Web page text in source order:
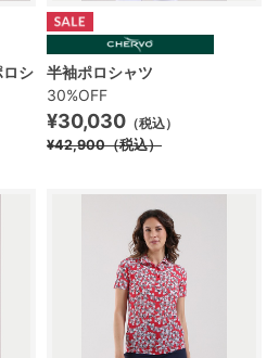
ロシ
半袖ポロシャツ
30%OFF
¥30,030 （税込）
¥42,900（税込）